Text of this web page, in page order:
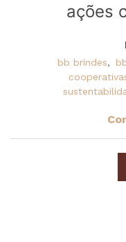
ações
bb brindes,